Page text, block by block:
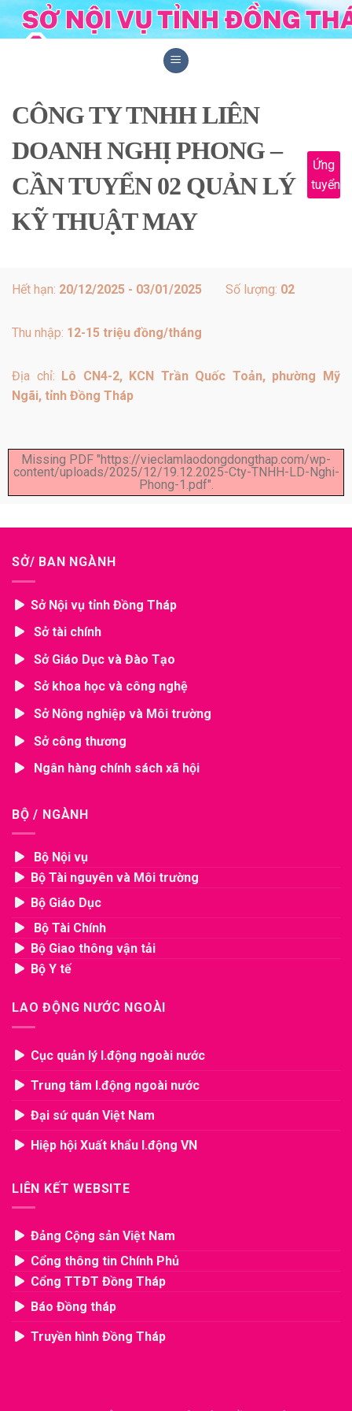
Skip
to
CÔNG TY TNHH LIÊN
DOANH NGHỊ PHONG –
CẦN TUYỂN 02 QUẢN LÝ
KỸ THUẬT MAY
Ứng
tuyển
Hết hạn: 20/12/2025 - 03/01/2025 Số lượng: 02
Thu nhập: 12-15 triệu đồng/tháng
Địa chỉ: Lô CN4-2, KCN Trần Quốc Toản, phường Mỹ
Ngãi, tỉnh Đồng Tháp
Missing PDF "https://vieclamlaodongdongthap.com/wp-
content/uploads/2025/12/19.12.2025-Cty-TNHH-LD-Nghi-
Phong-1.pdf".
SỞ/ BAN NGÀNH
Sở Nội vụ tỉnh Đồng Tháp
Sở tài chính
Sở Giáo Dục và Đào Tạo
Sở khoa học và công nghệ
Sở Nông nghiệp và Môi trường
Sở công thương
Ngân hàng chính sách xã hội
BỘ / NGÀNH
Bộ Nội vụ
Bộ Tài nguyên và Môi trường
Bộ Giáo Dục
Bộ Tài Chính
Bộ Giao thông vận tải
Bộ Y tế
LAO ĐỘNG NƯỚC NGOÀI
Cục quản lý l.động ngoài nước
Trung tâm l.động ngoài nước
Đại sứ quán Việt Nam
Hiệp hội Xuất khẩu l.động VN
LIÊN KẾT WEBSITE
Đảng Cộng sản Việt Nam
Cổng thông tin Chính Phủ
Cổng TTĐT Đồng Tháp
Báo Đồng tháp
Truyền hình Đồng Tháp